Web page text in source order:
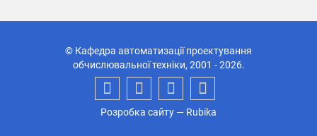
© Кафедра автоматизації проектування
обчислювальної техніки, 2001 - 2026.
Розробка сайту — Rubika